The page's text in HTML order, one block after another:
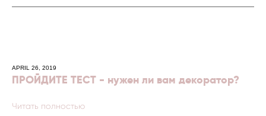
ПРОЙДИТЕ ТЕСТ - нужен ли вам декоратор?
APRIL 26, 2019
Читать полностью